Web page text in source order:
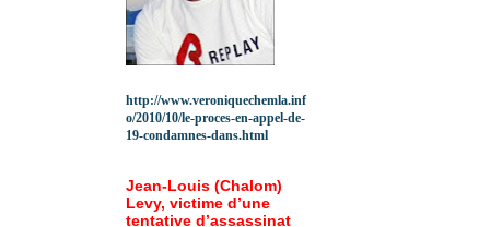
http://www.veroniquechemla.inf
o/2010/10/le-proces-en-appel-de-
19-condamnes-dans.html
Jean-Louis (Chalom)
Levy, victime d’une
tentative d’assassinat